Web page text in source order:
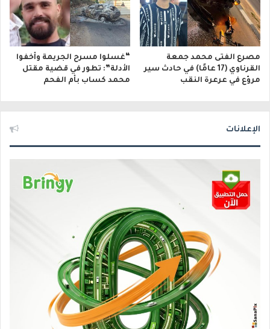
مصرع الفتى محمد جمعة
القرناوي (17 عامًا) في حادث سير
مروّع في عرعرة النقب
“غسلوا مسرح الجريمة وأخفوا
الأدلة”: تطور في قضية مقتل
محمد كساب بأم الفحم
الإعلانات